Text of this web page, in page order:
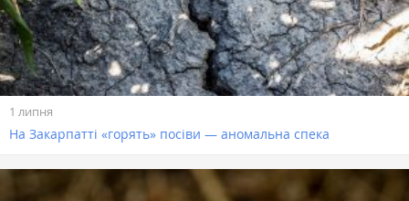
1 липня
На Закарпатті «горять» посіви — аномальна спека